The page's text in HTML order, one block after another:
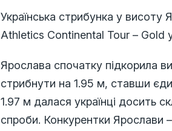
Українська стрибунка у
Athletics Continental Tour – Gold
Ярослава спочатку підкорила
стрибнути на 1.95 м, ставши
1.97 м далася українці досить
спроби. Конкурентки Ярослави